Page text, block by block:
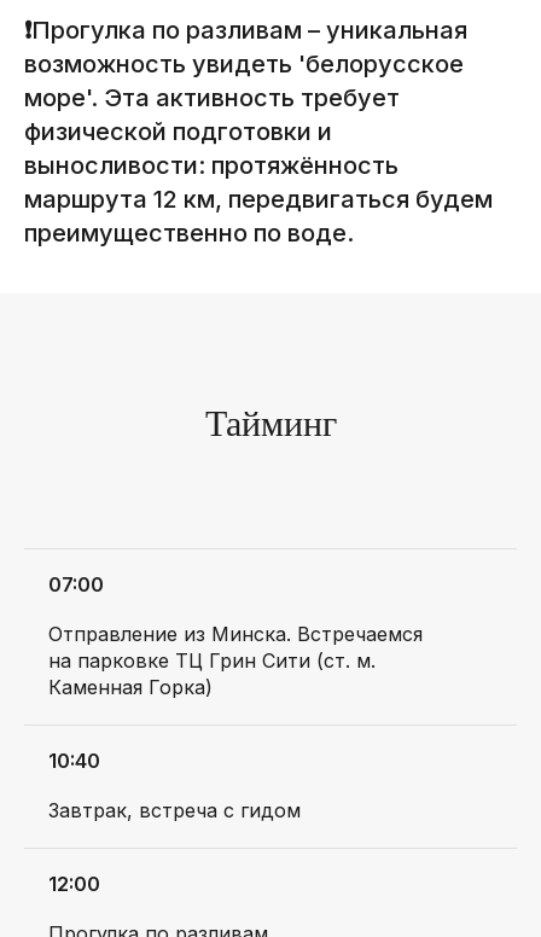
❗Прогулка по разливам – уникальная
возможность увидеть 'белорусское
море'. Эта активность требует
физической подготовки и
выносливости: протяжённость
маршрута 12 км, передвигаться будем
преимущественно по воде.
Тайминг
07:00
Отправление из Минска. Встречаемся
на парковке ТЦ Грин Сити (ст. м.
Каменная Горка)
10:40
Завтрак, встреча с гидом
12:00
Возможна организация
индивидуальных поездок для
вашей компании
по Беларуси с местными
info@padarojniki.by
ПН-ПТ С 9:00 ДО 18:00
+375 (33) 658-49-49